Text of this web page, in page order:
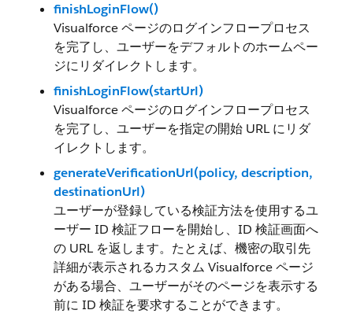
finishLoginFlow()
Visualforce ページのログインフロープロセス
を完了し、ユーザーをデフォルトのホームペー
ジにリダイレクトします。
finishLoginFlow(startUrl)
Visualforce ページのログインフロープロセス
を完了し、ユーザーを指定の開始 URL にリダ
イレクトします。
generateVerificationUrl(policy, description,
destinationUrl)
ユーザーが登録している検証方法を使用するユ
ーザー ID 検証フローを開始し、ID 検証画面へ
の URL を返します。たとえば、機密の取引先
詳細が表示されるカスタム Visualforce ページ
がある場合、ユーザーがそのページを表示する
前に ID 検証を要求することができます。